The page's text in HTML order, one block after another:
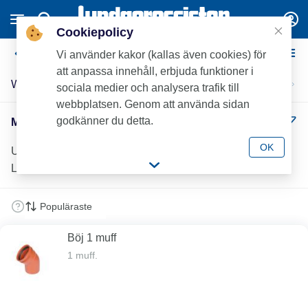
Markavloppsrördelar
Wavin markavloppsrördelar
Markavloppsrördelar (26)
Utforska vårt stora sortiment av markavloppsdelar hos
Lundagrossisten. För professionella VVS-installatörer.
Böj 1 muff
1 muff.
Cookiepolicy
Vi använder kakor (kallas även cookies) för
att anpassa innehåll, erbjuda funktioner i
sociala medier och analysera trafik till
webbplatsen. Genom att använda sidan
godkänner du detta.
OK